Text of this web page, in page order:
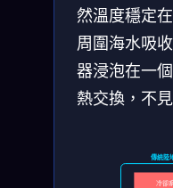
然溫度穩定
周圍海水吸
器浸泡在一
熱交換，不
傳統陸
冷卻